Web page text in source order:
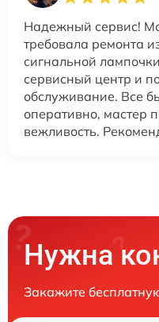
Надежный сервис!
требовала ремонта
сигнальной
сервисный центр и
обслуживание. Все
оперативно, мастер
вежливость.
Нужна
Закажите